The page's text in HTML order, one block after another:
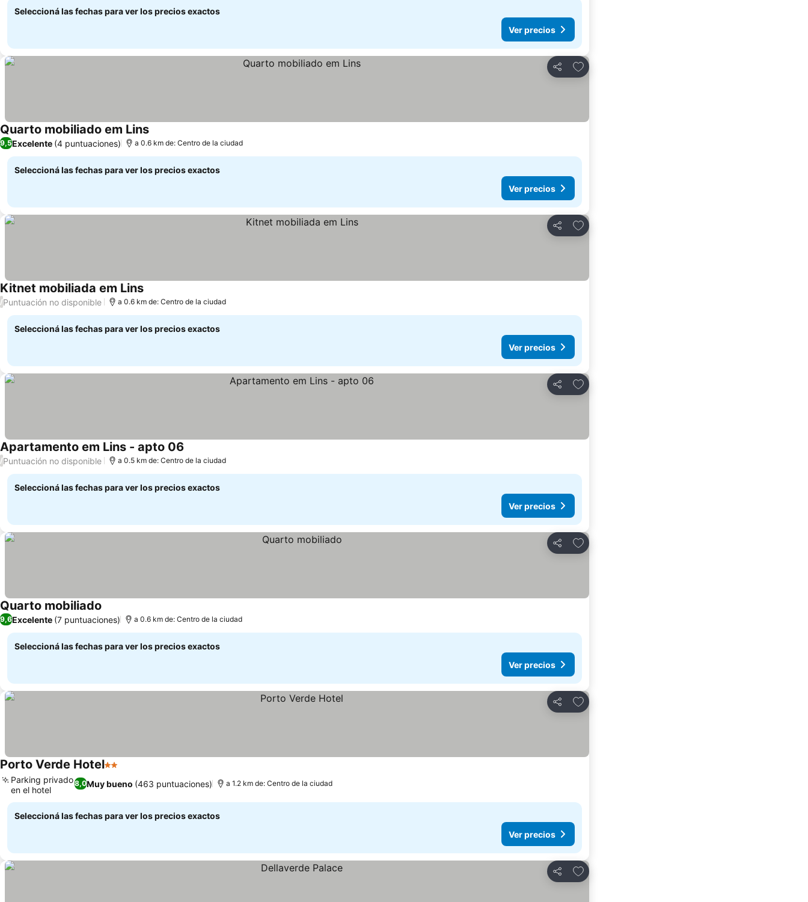
Seleccioná las fechas para ver los precios exactos
Ver precios
Compartir
Añadir a favoritos
Quarto mobiliado em Lins
9,5Excelente (4 puntuaciones) a 0.6 km de: Centro de la ciudad
Seleccioná las fechas para ver los precios exactos
Ver precios
Compartir
Añadir a favoritos
Kitnet mobiliada em Lins
/Puntuación no disponible a 0.6 km de: Centro de la ciudad
Seleccioná las fechas para ver los precios exactos
Ver precios
Compartir
Añadir a favoritos
Apartamento em Lins - apto 06
/Puntuación no disponible a 0.5 km de: Centro de la ciudad
Seleccioná las fechas para ver los precios exactos
Ver precios
Compartir
Añadir a favoritos
Quarto mobiliado
9,6Excelente (7 puntuaciones) a 0.6 km de: Centro de la ciudad
Seleccioná las fechas para ver los precios exactos
Ver precios
Compartir
Añadir a favoritos
Porto Verde Hotel2 Estrellas
8,0Muy bueno (463 puntuaciones)
Parking privado
en el hotel
a 1.2 km de: Centro de la ciudad
Seleccioná las fechas para ver los precios exactos
Ver precios
Compartir
Añadir a favoritos